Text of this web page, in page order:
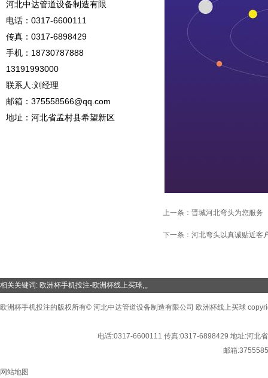
河北中达管道设备制造有限
电话： 0317-6600111
传真：0317-6898429
手机： 18730787888
13191993000
联系人:刘经理
邮箱： 375558566@qq.com
地址：河北省孟村县希望新区
上一条： 晋城河北弯头为您服务
下一条： 河北弯头以真诚贴近客
相关关键词: 欧洲杯手机投注-欧洲杯线上买球,,,
欧洲杯手机投注的版权所有© 河北中达管道设备制造有限公司 欧洲杯线上买球
电话:0317-6600111 传真:0317-6898429 地址:河北
邮箱:
网站地图